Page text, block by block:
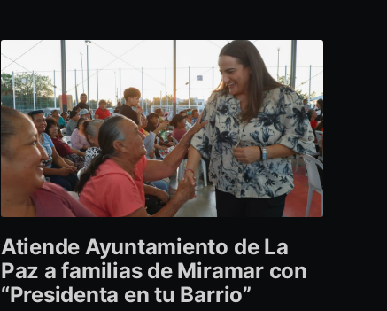
Atiende Ayuntamiento de La
Paz a familias de Miramar con
“Presidenta en tu Barrio”